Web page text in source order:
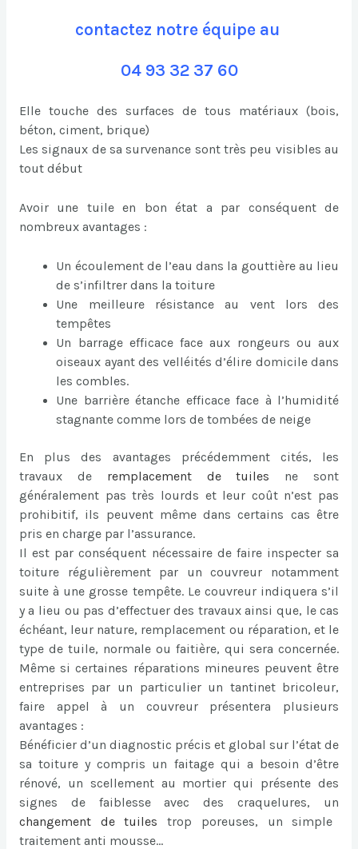
contactez notre équipe au
04 93 32 37 60
Elle touche des surfaces de tous matériaux (bois,
béton, ciment, brique)
Les signaux de sa survenance sont très peu visibles au
tout début
Avoir une tuile en bon état a par conséquent de
nombreux avantages :
Un écoulement de l’eau dans la gouttière au lieu
de s’infiltrer dans la toiture
Une meilleure résistance au vent lors des
tempêtes
Un barrage efficace face aux rongeurs ou aux
oiseaux ayant des velléités d’élire domicile dans
les combles.
Une barrière étanche efficace face à l’humidité
stagnante comme lors de tombées de neige
En plus des avantages précédemment cités, les
travaux de
remplacement de tuiles
ne sont
généralement pas très lourds et leur coût n’est pas
prohibitif, ils peuvent même dans certains cas être
pris en charge par l’assurance.
Il est par conséquent nécessaire de faire inspecter sa
toiture régulièrement par un couvreur notamment
suite à une grosse tempête. Le couvreur indiquera s’il
y a lieu ou pas d’effectuer des travaux ainsi que, le cas
échéant, leur nature, remplacement ou réparation, et le
type de tuile, normale ou faitière, qui sera concernée.
Même si certaines réparations mineures peuvent être
entreprises par un particulier un tantinet bricoleur,
faire appel à un couvreur présentera plusieurs
avantages :
Bénéficier d’un diagnostic précis et global sur l’état de
sa toiture y compris un faitage qui a besoin d’être
rénové, un scellement au mortier qui présente des
signes de faiblesse avec des craquelures, un
changement de tuiles trop poreuses, un simple
traitement anti mousse…